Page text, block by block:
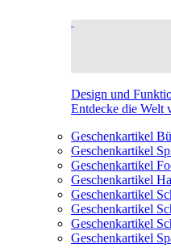
Design und
Entdecke die Welt
Geschenkartikel
Geschenkartikel
Geschenkartikel
Geschenkartikel
Geschenkartikel
Geschenkartikel
Geschenkartikel
Geschenkartikel